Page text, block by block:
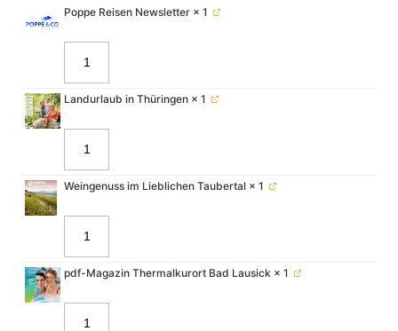
Poppe Reisen Newsletter × 1
Landurlaub in Thüringen × 1
Weingenuss im Lieblichen Taubertal × 1
pdf-Magazin Thermalkurort Bad Lausick × 1